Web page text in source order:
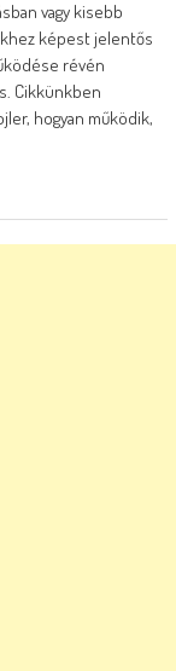
vagy kisebb
képest jelentős
révén
Cikkünkben
hogyan működik,